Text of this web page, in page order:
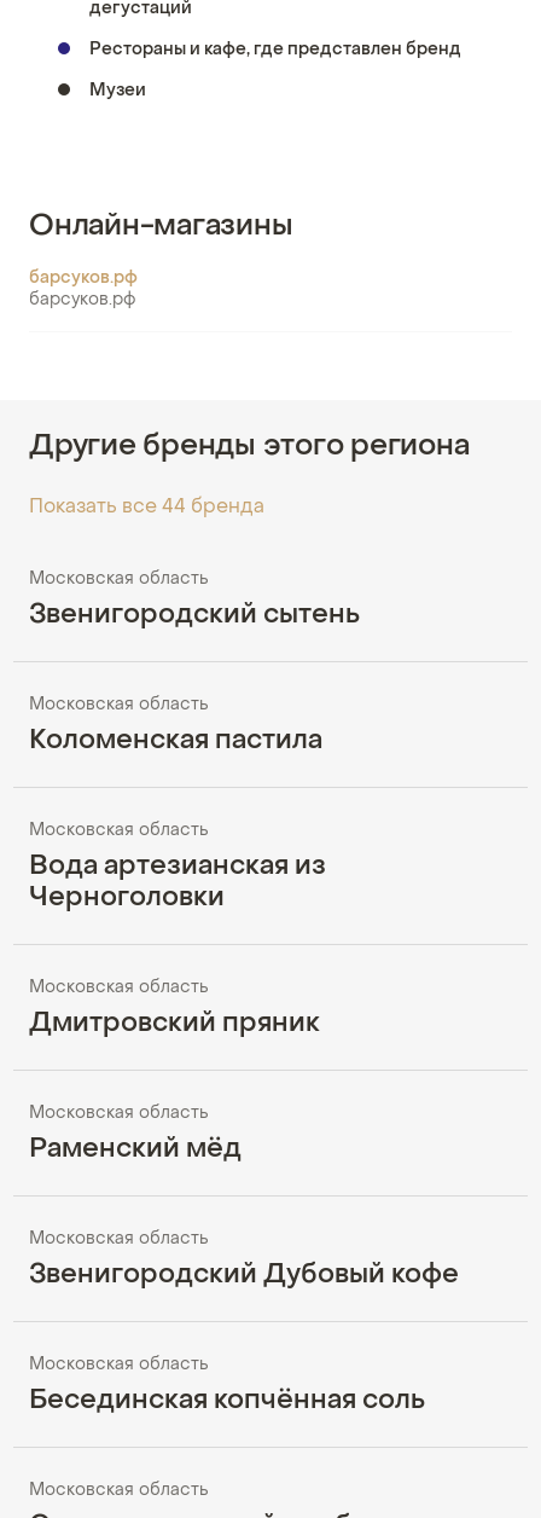
дегустаций
Рестораны и кафе, где представлен бренд
Музеи
Онлайн-магазины
барсуков.рф
барсуков.рф
Другие бренды этого региона
Показать все 44 бренда
Московская область
Звенигородский сытень
Московская область
Коломенская пастила
Московская область
Вода артезианская из
Черноголовки
Московская область
Дмитровский пряник
Московская область
Раменский мёд
Московская область
Звенигородский Дубовый кофе
Московская область
Бесединская копчённая соль
Московская область